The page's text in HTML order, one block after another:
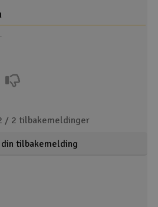
/ 2 tilbakemeldinger
din tilbakemelding